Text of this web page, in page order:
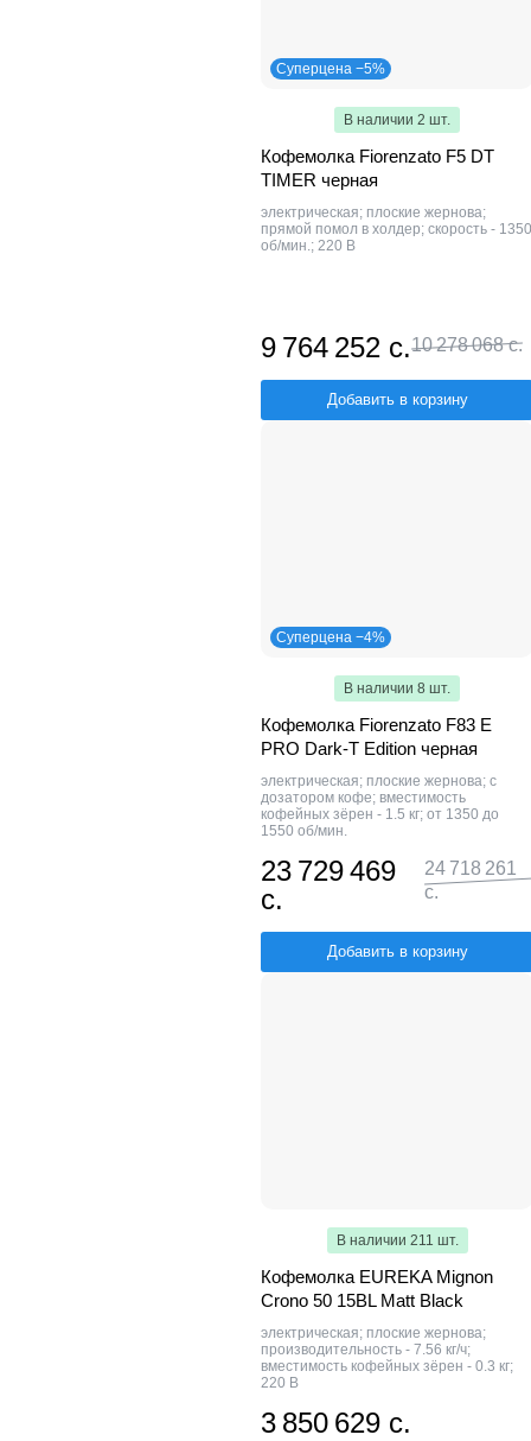
Суперцена −5%
В наличии 2 шт.
Кофемолка Fiorenzato F5 DT
TIMER черная
электрическая; плоские жернова;
прямой помол в холдер; скорость - 1350
об/мин.; 220 В
9 764 252 с.10 278 068 с.
Добавить в корзину
Суперцена −4%
В наличии 8 шт.
Кофемолка Fiorenzato F83 E
PRO Dark-T Edition черная
электрическая; плоские жернова; с
дозатором кофе; вместимость
кофейных зёрен - 1.5 кг; от 1350 до
1550 об/мин.
23 729 469
с.
24 718 261
с.
Добавить в корзину
В наличии 211 шт.
Кофемолка EUREKA Mignon
Crono 50 15BL Matt Black
электрическая; плоские жернова;
производительность - 7.56 кг/ч;
вместимость кофейных зёрен - 0.3 кг;
220 В
3 850 629 с.